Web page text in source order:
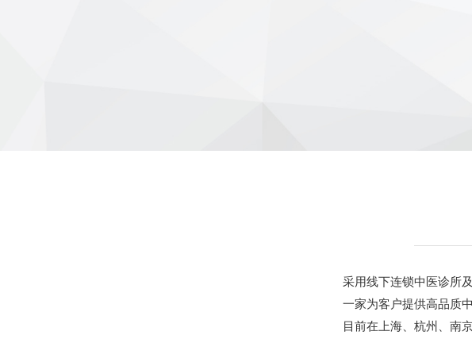
采用线下连锁中医诊所
一家为客户提供高品质
目前在上海、杭州、南